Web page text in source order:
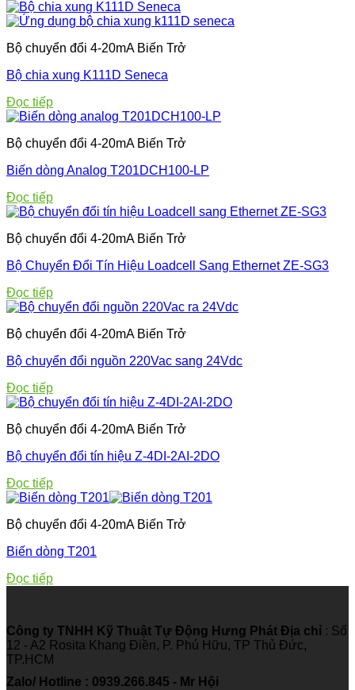
Bộ chuyển đổi 4-20mA Biến Trở
Bộ chia xung K111D Seneca
Đọc tiếp
Bộ chuyển đổi 4-20mA Biến Trở
Biến dòng Analog T201DCH100-LP
Đọc tiếp
Bộ chuyển đổi 4-20mA Biến Trở
Bộ Chuyển Đổi Tín Hiệu Loadcell Sang Ethernet ZE-SG3
Đọc tiếp
Bộ chuyển đổi 4-20mA Biến Trở
Bộ chuyển đổi nguồn 220Vac sang 24Vdc
Đọc tiếp
Bộ chuyển đổi 4-20mA Biến Trở
Bộ chuyển đổi tín hiệu Z-4DI-2AI-2DO
Đọc tiếp
Bộ chuyển đổi 4-20mA Biến Trở
Biến dòng T201
Đọc tiếp
Công ty TNHH Kỹ Thuật Tự Động Hưng Phát Địa chỉ : Số
12 - A2 Rosita Khang Điền, P. Phú Hữu, TP Thủ Đức,
TP.HCM
Zalo/ Hotline : 0939.266.845 - Mr Hội